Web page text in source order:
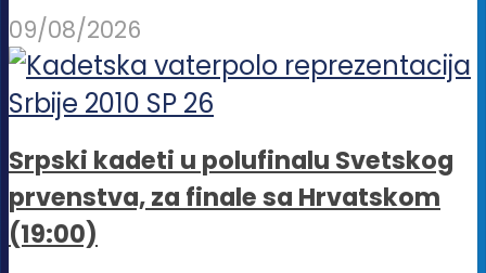
09/08/2026
Srpski kadeti u polufinalu Svetskog
prvenstva, za finale sa Hrvatskom
(19:00)